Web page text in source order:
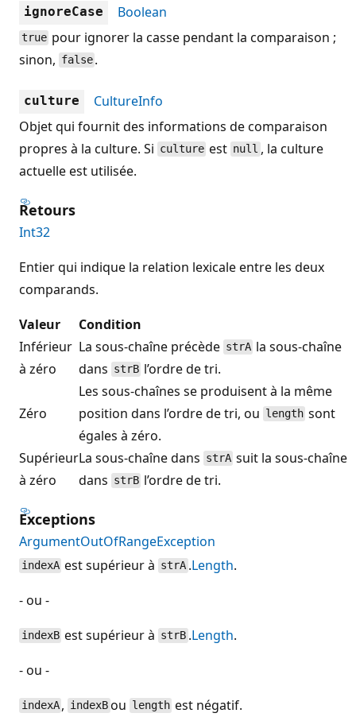
ignoreCase Boolean
true pour ignorer la casse pendant la comparaison ;
sinon, false .
culture
CultureInfo
Objet qui fournit des informations de comparaison
propres à la culture. Si culture est null , la culture
actuelle est utilisée.
Retours
Int32
Entier qui indique la relation lexicale entre les deux
comparands.
Valeur
Condition
Inférieur
à zéro
La sous-chaîne précède strA la sous-chaîne
dans strB l’ordre de tri.
Zéro
Les sous-chaînes se produisent à la même
position dans l’ordre de tri, ou length sont
égales à zéro.
Supérieur
à zéro
La sous-chaîne dans strA suit la sous-chaîne
dans strB l’ordre de tri.
Exceptions
ArgumentOutOfRangeException
indexA est supérieur à strA.Length.
- ou -
indexB est supérieur à strB.Length.
- ou -
indexA , indexBou length est négatif.